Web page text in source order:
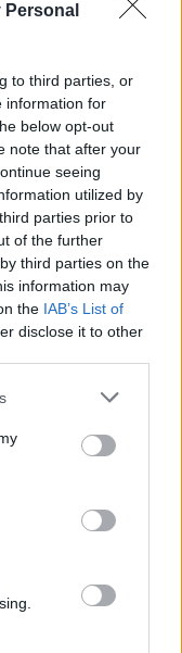
Personal
to third parties, or
information for
below opt-out
note that after your
seeing
utilized by
parties prior to
of the further
third parties on the
information may
the IAB’s List of
disclose it to other